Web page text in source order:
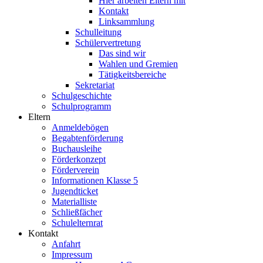
Kontakt
Linksammlung
Schulleitung
Schülervertretung
Das sind wir
Wahlen und Gremien
Tätigkeitsbereiche
Sekretariat
Schulgeschichte
Schulprogramm
Eltern
Anmeldebögen
Begabtenförderung
Buchausleihe
Förderkonzept
Förderverein
Informationen Klasse 5
Jugendticket
Materialliste
Schließfächer
Schulelternrat
Kontakt
Anfahrt
Impressum